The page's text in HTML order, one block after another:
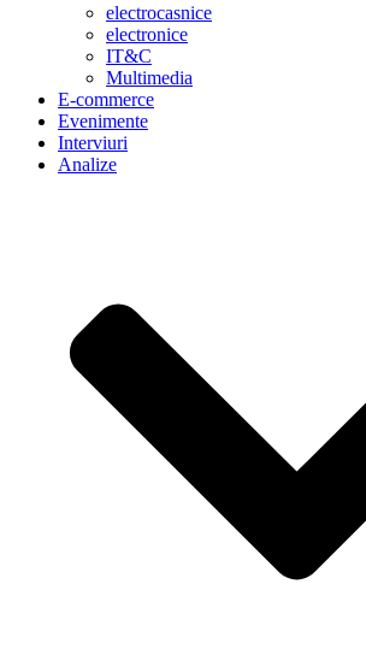
electrocasnice
electronice
IT&C
Multimedia
E-commerce
Evenimente
Interviuri
Analize